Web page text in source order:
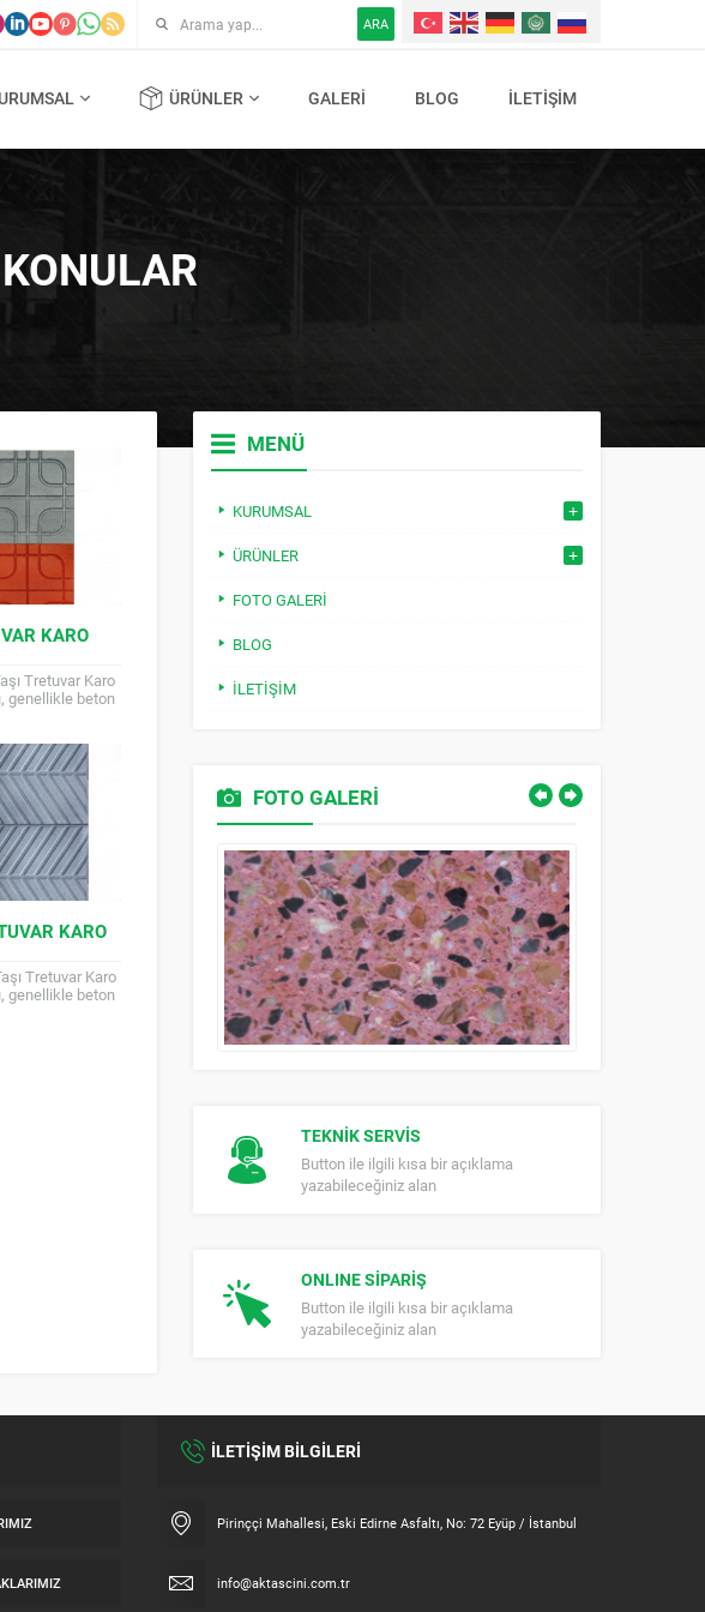
ARA
ÜRÜNLER GALERI BLOG İLETIŞIM
KARO
Tretuvar Karo
genellikle beton
KARO
Tretuvar Karo
genellikle beton
MENÜ
KURUMSAL
ÜRÜNLER
FOTO GALERI
BLOG
İLETIŞIM
FOTO GALERİ
TEKNİK SERVİS
Button ile ilgili kısa bir açıklama
yazabileceğiniz alan
ONLINE SİPARİŞ
Button ile ilgili kısa bir açıklama
yazabileceğiniz alan
İLETİŞİM BİLGİLERİ
Pirinççi Mahallesi, Eski Edirne Asfaltı, No: 72 Eyüp / İstanbul
info@aktascini.com.tr